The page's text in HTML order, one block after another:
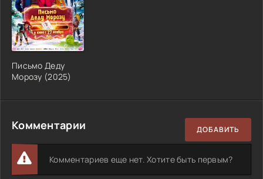
Письмо Деду
Морозу (2025)
Комментарии ДОБАВИТЬ
Комментариев еще нет. Хотите быть первым?